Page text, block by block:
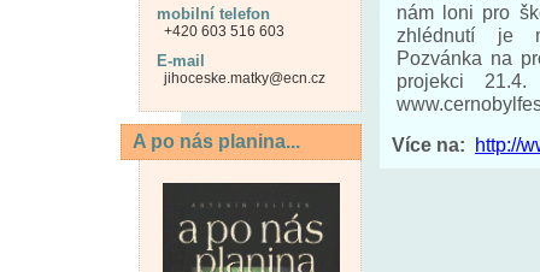
nám loni pro
zhlédnutí je
Pozvánka na
projekci
Více na: http://
mobilní telefon
+420 603 516 603
E-mail
jihoceske.matky@ecn.cz
A po nás planina...